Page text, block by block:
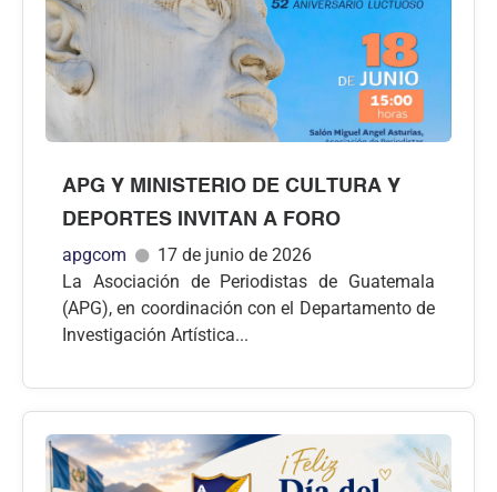
APG Y MINISTERIO DE CULTURA Y
DEPORTES INVITAN A FORO
apgcom
17 de junio de 2026
La Asociación de Periodistas de Guatemala
(APG), en coordinación con el Departamento de
Investigación Artística...